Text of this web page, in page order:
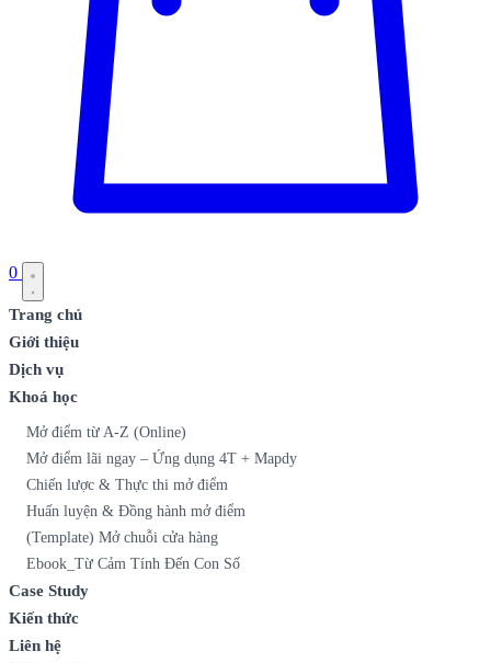
0
Trang chủ
Giới thiệu
Dịch vụ
Khoá học
Mở điểm từ A-Z (Online)
Mở điểm lãi ngay – Ứng dụng 4T + Mapdy
Chiến lược & Thực thi mở điểm
Huấn luyện & Đồng hành mở điểm
(Template) Mở chuỗi cửa hàng
Ebook_Từ Cảm Tính Đến Con Số
Case Study
Kiến thức
Liên hệ